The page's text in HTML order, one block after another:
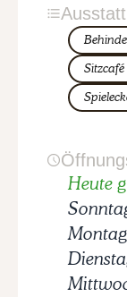
Sitzcafé
Heute
Montag